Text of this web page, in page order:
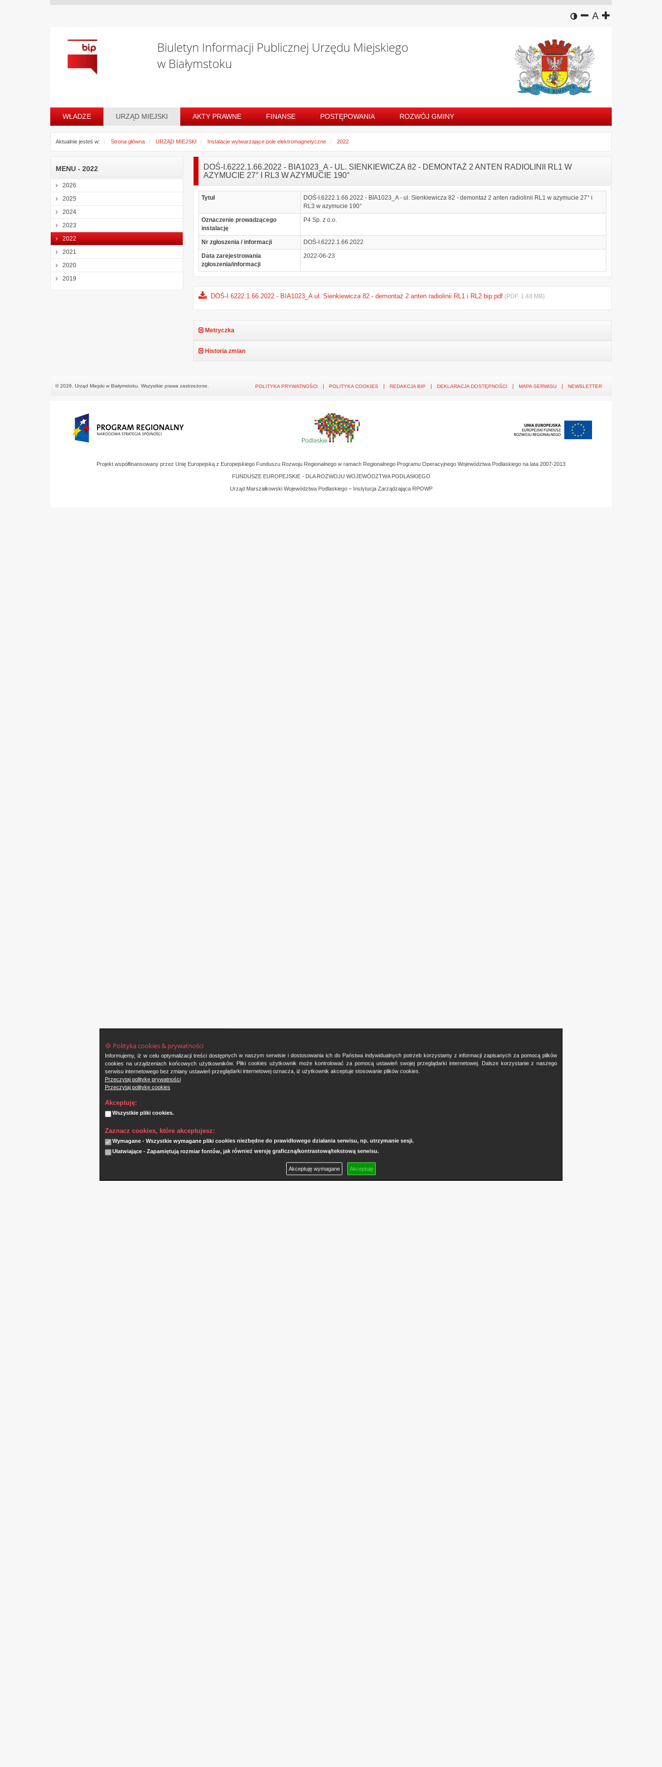
🍪 Polityka cookies & prywatności
Informujemy, iż w celu optymalizacji treści dostępnych w naszym serwisie i dostosowania ich do Państwa indywidualnych potrzeb korzystamy z informacji zapisanych za pomocą plików
cookies na urządzeniach końcowych użytkowników. Pliki cookies użytkownik może kontrolować za pomocą ustawień swojej przeglądarki internetowej. Dalsze korzystanie z naszego
serwisu internetowego bez zmiany ustawień przeglądarki internetowej oznacza, iż użytkownik akceptuje stosowanie plików cookies.
Przeczytaj politykę prywatności
Przeczytaj politykę cookies
Akceptuję:
Wszystkie pliki cookies.
Zaznacz cookies, które akceptujesz:
Wymagane - Wszystkie wymagane pliki cookies niezbędne do prawidłowego działania serwisu, np. utrzymanie sesji.
Ułatwiające - Zapamiętują rozmiar fontów, jak również wersję graficzną/kontrastową/tekstową serwisu.
Akceptuję wymagane Akceptuję
wersja kontrastowa
zmniejsz
Adomyślny
zwiększ
Biuletyn Informacji Publicznej Urzędu Miejskiego
w Białymstoku
WŁADZE URZĄD MIEJSKI AKTY PRAWNE FINANSE POSTĘPOWANIA ROZWÓJ GMINY
Aktualnie jesteś w: Strona główna URZĄD MIEJSKI Instalacje wytwarzające pole elektromagnetyczne 2022
MENU - 2022
2026
2025
2024
2023
2022
2021
2020
2019
DOŚ-I.6222.1.66.2022 - BIA1023_A - UL. SIENKIEWICZA 82 - DEMONTAŻ 2 ANTEN RADIOLINII RL1 W
AZYMUCIE 27° I RL3 W AZYMUCIE 190°
Tytuł
DOŚ-I.6222.1.66.2022 - BIA1023_A - ul. Sienkiewicza 82 - demontaż 2 anten radiolinii RL1 w azymucie 27° i
RL3 w azymucie 190°
Oznaczenie prowadzącego
instalację
P4 Sp. z o.o.
Nr zgłoszenia / informacji
DOŚ-I.6222.1.66.2022
Data zarejestrowania
zgłoszenia/informacji
2022-06-23
DOŚ-I.6222.1.66.2022 - BIA1023_A ul. Sienkiewicza 82 - demontaż 2 anten radiolinii RL1 i RL2 bip.pdf (PDF, 1.48 MB)
Metryczka
Historia zmian
© 2026. Urząd Miejski w Białymstoku. Wszystkie prawa zastrzeżone. POLITYKA PRYWATNOŚCI POLITYKA COOKIES REDAKCJA BIP DEKLARACJA DOSTĘPNOŚCI MAPA SERWISU NEWSLETTER
Projekt współfinansowany przez Unię Europejską z Europejskiego Funduszu Rozwoju Regionalnego w ramach Regionalnego Programu Operacyjnego Województwa Podlaskiego na lata 2007-2013
FUNDUSZE EUROPEJSKIE - DLA ROZWOJU WOJEWÓDZTWA PODLASKIEGO
Urząd Marszałkowski Województwa Podlaskiego – Instytucja Zarządzająca RPOWP